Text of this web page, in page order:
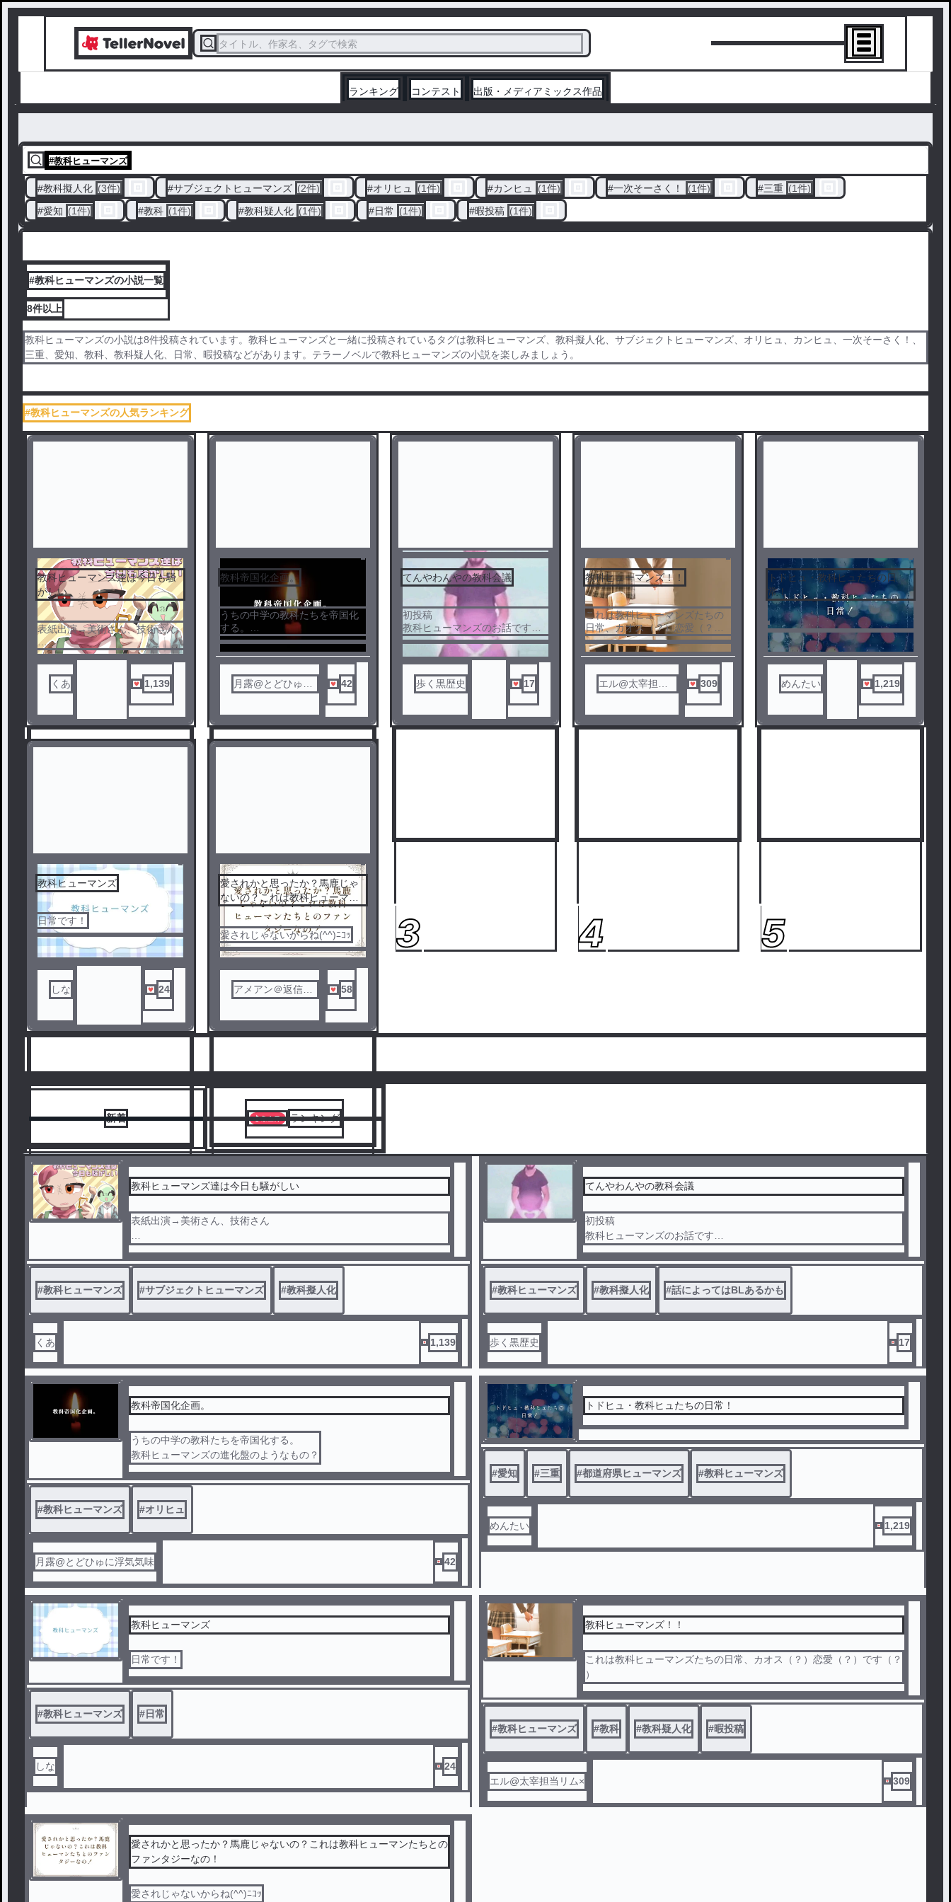
タイトル、作家名、タグで検索
ランキング コンテスト 出版・メディアミックス作品
#教科ヒューマンズ
#教科擬人化 (3件) #サブジェクトヒューマンズ (2件) #オリヒュ (1件) #カンヒュ (1件) #一次そーさく！ (1件) #三重 (1件)
#愛知 (1件) #教科 (1件) #教科疑人化 (1件) #日常 (1件) #暇投稿 (1件)
#教科ヒューマンズの小説一覧
8件以上
教科ヒューマンズの小説は8件投稿されています。教科ヒューマンズと一緒に投稿されているタグは教科ヒューマンズ、教科擬人化、サブジェクトヒューマンズ、オリヒュ、カンヒュ、一次そーさく！、
三重、愛知、教科、教科疑人化、日常、暇投稿などがあります。テラーノベルで教科ヒューマンズの小説を楽しみましょう。
#教科ヒューマンズの人気ランキング
教科ヒューマンズ達は今日も騒
がしい
表紙出演→美術さん、技術さん
⚠️注意⚠️
全ての話はフィクションです。
キャラクターとして見てくださ
い。
全ての話に、先生や教科を馬鹿
にするような悪意は全くござい
ません。
ここで警告しましたから
くあ 1,139
1
教科帝国化企画。
うちの中学の教科たちを帝国化
する。
教科ヒューマンズの進化盤のよ
うなもの？
月露@とどひゅに
42
2
てんやわんやの教科会議
初投稿
教科ヒューマンズのお話です
ちなみにきっと皆さんが知って
る教科ヒューマンズじゃないで
す特に保健さん
もしかしたらBL要素があるかも
しれません
あと絵描けないですどうすれば
いいですか
まぁやる気になったら描くんで
歩く黒歴史 17
3
教科ヒューマンズ！！
これは教科ヒューマンズたちの
日常、カオス（？）恋愛（？）
です（？）
エル@太宰担当
309
4
トドヒュ・教科ヒュたちの日
常！
めんたい 1,219
5
教科ヒューマンズ
日常です！
しな 24
愛されかと思ったか？馬鹿じゃ
ないの？これは教科ヒューマン
たちとのファンタジーなの！
愛されじゃないからね(^^)ﾆｺｯ
アメアン＠返信＆
58
7
新着 ランキング
教科ヒューマンズ達は今日も騒がしい
表紙出演→美術さん、技術さん
⚠️注意⚠️
全ての話はフィクションです。キャラクターとして見てください。
全ての話に、先生や教科を馬鹿にするような悪意は全くございません。
ここで警告しましたからね！？！？各話ではもう言いませんよ！？
#教科ヒューマンズ #サブジェクトヒューマンズ #教科擬人化
くあ 1,139
てんやわんやの教科会議
初投稿
教科ヒューマンズのお話です
ちなみにきっと皆さんが知ってる教科ヒューマンズじゃないです特に保
健さん
もしかしたらBL要素があるかもしれません
あと絵描けないですどうすればいいですか
まぁやる気になったら描くんで多分いつか変えます
#教科ヒューマンズ #教科擬人化 #話によってはBLあるかも
歩く黒歴史 17
教科帝国化企画。
うちの中学の教科たちを帝国化する。
教科ヒューマンズの進化盤のようなもの？
#教科ヒューマンズ #オリヒュ
月露@とどひゅに浮気気味 42
トドヒュ・教科ヒュたちの日常！
#愛知 #三重 #都道府県ヒューマンズ #教科ヒューマンズ
めんたい 1,219
教科ヒューマンズ
日常です！
#教科ヒューマンズ #日常
しな 24
教科ヒューマンズ！！
これは教科ヒューマンズたちの日常、カオス（？）恋愛（？）です（？
）
#教科ヒューマンズ #教科 #教科疑人化 #暇投稿
エル@太宰担当リム× 309
愛されかと思ったか？馬鹿じゃないの？これは教科ヒューマンたちとの
ファンタジーなの！
愛されじゃないからね(^^)ﾆｺｯ